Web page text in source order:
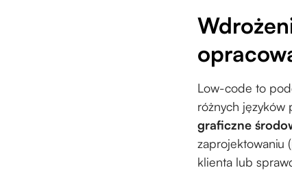
Low-code to
różnych języków
graficzne
zaprojektowaniu
klienta lub